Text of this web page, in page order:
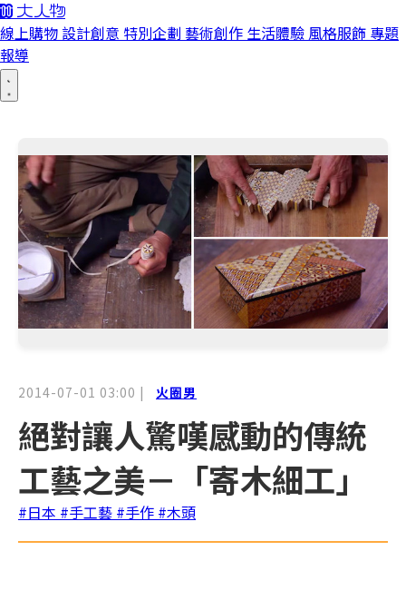
線上購物 設計創意 特別企劃 藝術創作 生活體驗 風格服飾 專題
報導
2014-07-01 03:00 | 火圈男
絕對讓人驚嘆感動的傳統
工藝之美－「寄木細工」
#日本 #手工藝 #手作 #木頭